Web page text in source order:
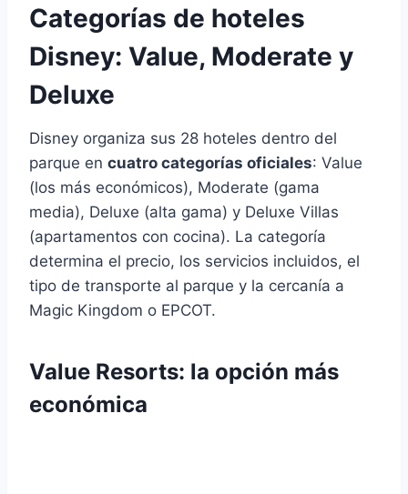
Categorías de hoteles
Disney: Value, Moderate y
Deluxe
Disney organiza sus 28 hoteles dentro del
parque en cuatro categorías oficiales: Value
(los más económicos), Moderate (gama
media), Deluxe (alta gama) y Deluxe Villas
(apartamentos con cocina). La categoría
determina el precio, los servicios incluidos, el
tipo de transporte al parque y la cercanía a
Magic Kingdom o EPCOT.
Value Resorts: la opción más
económica